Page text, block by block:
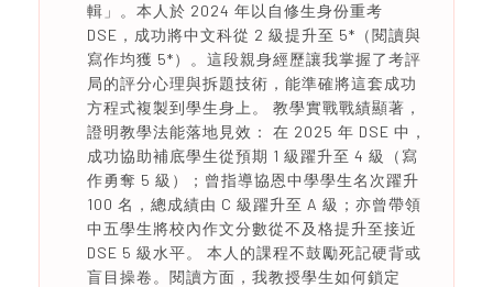
輯」。本人於 2024 年以自修生身份重考
DSE，成功將中文科從 2 級提升至 5*（閱讀與
寫作均獲 5*）。這段親身經歷讓我掌握了考評
局的評分心理與拆題技術，能準確將這套成功
方程式複製到學生身上。 教學實戰戰績顯著，
證明教學法能落地見效： 在 2025 年 DSE 中，
成功協助補底學生從預期 1 級躍升至 4 級（寫
作勇奪 5 級）；曾指導協恩中學學生名次躍升
100 名，總成績由 C 級躍升至 A 級；亦曾帶領
中五學生將校內作文分數從不及格提升至接近
DSE 5 級水平。 本人的課程不鼓勵死記硬背或
盲目操卷。閱讀方面，我教授學生如何鎖定